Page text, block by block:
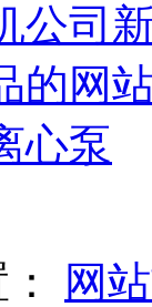
公司
的网
心泵
网